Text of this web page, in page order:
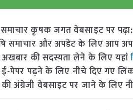
कृषक जगत वेबसाइट पर
समाचार और अपडेट के लिए आप
की सदस्यता लेने के लिए यहां
पेपर पढ़ने के लिए नीचे दिए गए
अंग्रेजी वेबसाइट पर जाने के लिए